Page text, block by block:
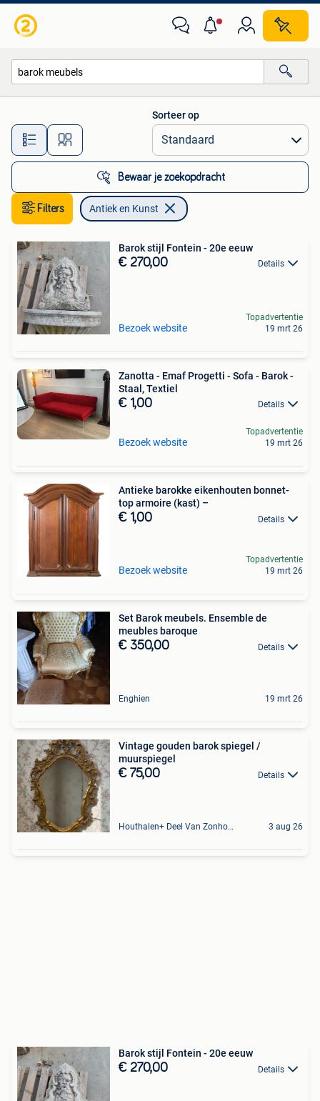
Alle afstanden…
Sorteer op
Bewaar je zoekopdracht
Filters Antiek en Kunst
Barok stijl Fontein - 20e eeuw
€ 270,00 Details
Bezoek website
Topadvertentie
19 mrt 26
Zanotta - Emaf Progetti - Sofa - Barok -
Staal, Textiel
€ 1,00 Details
Bezoek website
Topadvertentie
19 mrt 26
Antieke barokke eikenhouten bonnet-
top armoire (kast) –
€ 1,00 Details
Bezoek website
Topadvertentie
19 mrt 26
Set Barok meubels. Ensemble de
meubles baroque
€ 350,00 Details
Enghien 19 mrt 26
Vintage gouden barok spiegel /
muurspiegel
€ 75,00 Details
Houthalen+ Deel Van Zonhoven En Zolder 3 aug 26
Barok stijl Fontein - 20e eeuw
€ 270,00 Details